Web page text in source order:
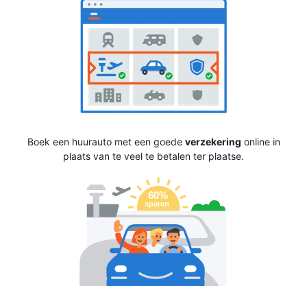
Boek een huurauto met een goede verzekering online in
plaats van te veel te betalen ter plaatse.